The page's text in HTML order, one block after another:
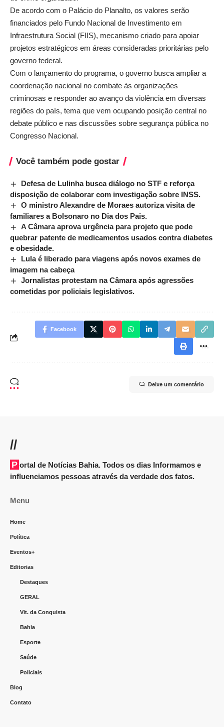
De acordo com o Palácio do Planalto, os valores serão
financiados pelo Fundo Nacional de Investimento em
Infraestrutura Social (FIIS), mecanismo criado para apoiar
projetos estratégicos em áreas consideradas prioritárias pelo
governo federal.
Com o lançamento do programa, o governo busca ampliar a
coordenação nacional no combate às organizações
criminosas e responder ao avanço da violência em diversas
regiões do país, tema que vem ocupando posição central no
debate público e nas discussões sobre segurança pública no
Congresso Nacional.
Você também pode gostar
Defesa de Lulinha busca diálogo no STF e reforça
disposição de colaborar com investigação sobre INSS.
O ministro Alexandre de Moraes autoriza visita de
familiares a Bolsonaro no Dia dos Pais.
A Câmara aprova urgência para projeto que pode
quebrar patente de medicamentos usados contra diabetes
e obesidade.
Lula é liberado para viagens após novos exames de
imagem na cabeça
Jornalistas protestam na Câmara após agressões
cometidas por policiais legislativos.
Facebook
Deixe um comentário
//
Portal de Notícias Bahia. Todos os dias Informamos e
influenciamos pessoas através da verdade dos fatos.
Menu
Home
Política
Eventos+
Editorias
Destaques
GERAL
Vit. da Conquista
Bahia
Esporte
Saúde
Policiais
Blog
Contato